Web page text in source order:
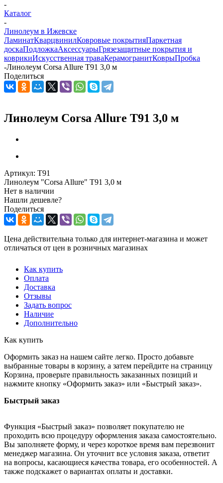
-
Каталог
-
Линолеум в Ижевске
ЛаминатКварцвинилКовровые покрытияПаркетная
доскаПодложкаАксессуарыГрязезащитные покрытия и
коврикиИскусственная траваКерамогранитКоврыПробка
-Линолеум Corsa Allure T91 3,0 м
Поделиться
Линолеум Corsa Allure T91 3,0 м
Артикул: T91
Линолеум "Corsa Allure" T91 3,0 м
Нет в наличии
Нашли дешевле?
Поделиться
Цена действительна только для интернет-магазина и может
отличаться от цен в розничных магазинах
Как купить
Оплата
Доставка
Отзывы
Задать вопрос
Наличие
Дополнительно
Как купить
Оформить заказ на нашем сайте легко. Просто добавьте
выбранные товары в корзину, а затем перейдите на страницу
Корзина, проверьте правильность заказанных позиций и
нажмите кнопку «Оформить заказ» или «Быстрый заказ».
Быстрый заказ
Функция «Быстрый заказ» позволяет покупателю не
проходить всю процедуру оформления заказа самостоятельно.
Вы заполняете форму, и через короткое время вам перезвонит
менеджер магазина. Он уточнит все условия заказа, ответит
на вопросы, касающиеся качества товара, его особенностей. А
также подскажет о вариантах оплаты и доставки.